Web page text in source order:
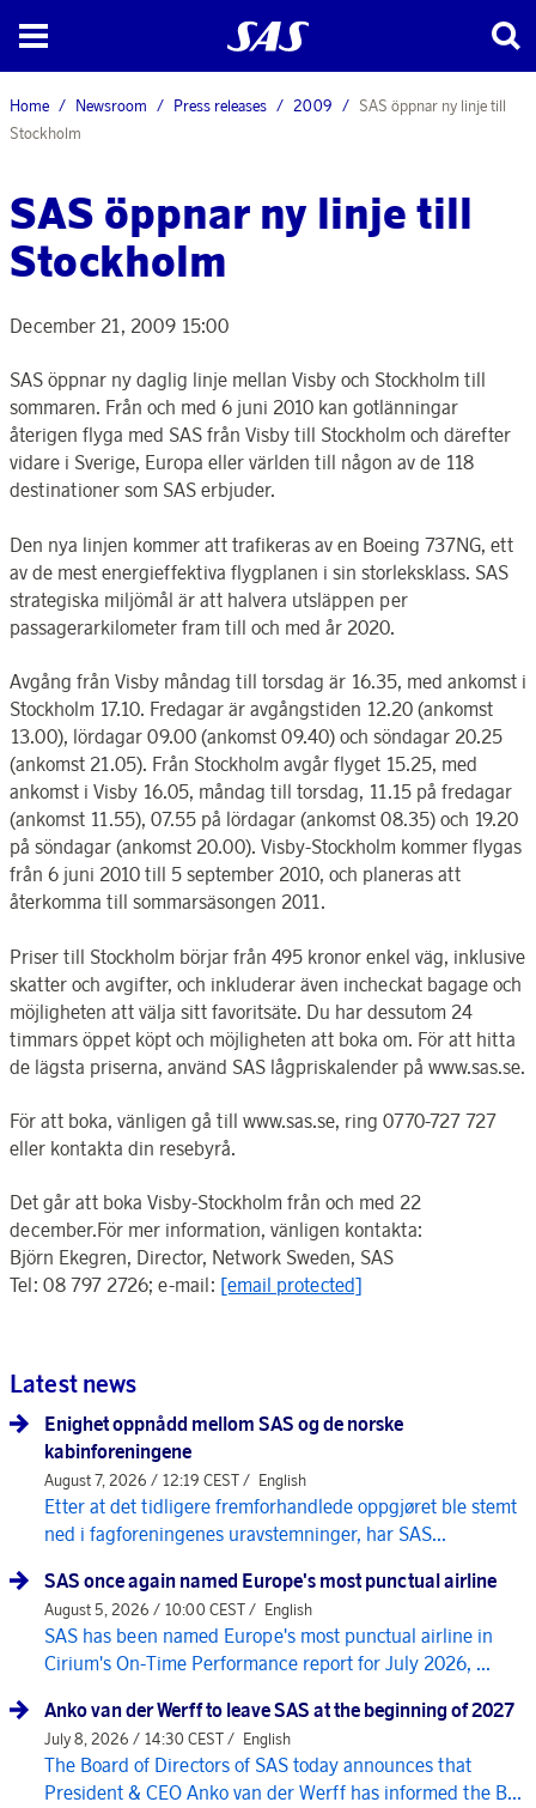
Home Newsroom Press releases 2009
SAS öppnar ny linje till
Stockholm
SAS öppnar ny linje till
Stockholm
December 21, 2009 15:00
SAS öppnar ny daglig linje mellan Visby och Stockholm till
sommaren. Från och med 6 juni 2010 kan gotlänningar
återigen flyga med SAS från Visby till Stockholm och därefter
vidare i Sverige, Europa eller världen till någon av de 118
destinationer som SAS erbjuder.
Den nya linjen kommer att trafikeras av en Boeing 737NG, ett
av de mest energieffektiva flygplanen i sin storleksklass. SAS
strategiska miljömål är att halvera utsläppen per
passagerarkilometer fram till och med år 2020.
Avgång från Visby måndag till torsdag är 16.35, med ankomst i
Stockholm 17.10. Fredagar är avgångstiden 12.20 (ankomst
13.00), lördagar 09.00 (ankomst 09.40) och söndagar 20.25
(ankomst 21.05). Från Stockholm avgår flyget 15.25, med
ankomst i Visby 16.05, måndag till torsdag, 11.15 på fredagar
(ankomst 11.55), 07.55 på lördagar (ankomst 08.35) och 19.20
på söndagar (ankomst 20.00). Visby-Stockholm kommer flygas
från 6 juni 2010 till 5 september 2010, och planeras att
återkomma till sommarsäsongen 2011.
Priser till Stockholm börjar från 495 kronor enkel väg, inklusive
skatter och avgifter, och inkluderar även incheckat bagage och
möjligheten att välja sitt favoritsäte. Du har dessutom 24
timmars öppet köpt och möjligheten att boka om. För att hitta
de lägsta priserna, använd SAS lågpriskalender på www.sas.se.
För att boka, vänligen gå till www.sas.se, ring 0770-727 727
eller kontakta din resebyrå.
Det går att boka Visby-Stockholm från och med 22
december.För mer information, vänligen kontakta:
Björn Ekegren, Director, Network Sweden, SAS
Tel: 08 797 2726; e-mail: [email protected]
Latest news
Enighet oppnådd mellom SAS og de norske
kabinforeningene
August 7, 2026 / 12:19 CEST / English
Etter at det tidligere fremforhandlede oppgjøret ble stemt
ned i fagforeningenes uravstemninger, har SAS...
SAS once again named Europe's most punctual airline
August 5, 2026 / 10:00 CEST / English
SAS has been named Europe's most punctual airline in
Cirium's On-Time Performance report for July 2026, ...
Anko van der Werff to leave SAS at the beginning of 2027
July 8, 2026 / 14:30 CEST / English
The Board of Directors of SAS today announces that
President & CEO Anko van der Werff has informed the B...